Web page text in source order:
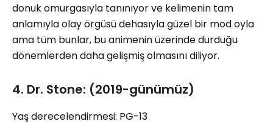
donuk omurgasıyla tanınıyor ve kelimenin tam
anlamıyla olay örgüsü dehasıyla güzel bir mod oyla
ama tüm bunlar, bu animenin üzerinde durduğu
dönemlerden daha gelişmiş olmasını diliyor.
4. Dr. Stone: (2019-günümüz)
Yaş derecelendirmesi: PG-13